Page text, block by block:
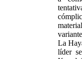
La
líder